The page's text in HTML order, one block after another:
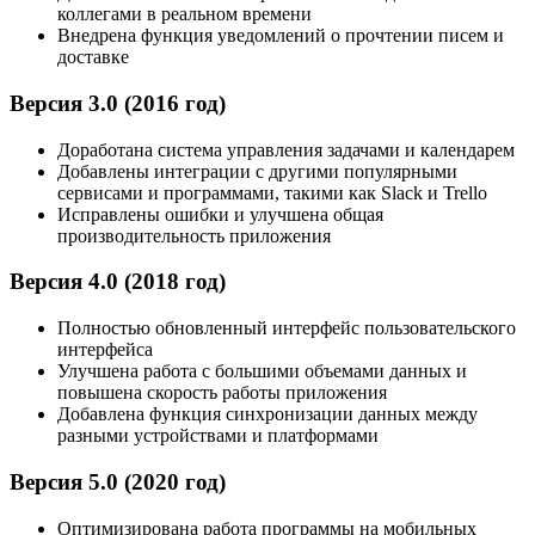
коллегами в реальном времени
Внедрена функция уведомлений о прочтении писем и
доставке
Версия 3.0 (2016 год)
Доработана система управления задачами и календарем
Добавлены интеграции с другими популярными
сервисами и программами, такими как Slack и Trello
Исправлены ошибки и улучшена общая
производительность приложения
Версия 4.0 (2018 год)
Полностью обновленный интерфейс пользовательского
интерфейса
Улучшена работа с большими объемами данных и
повышена скорость работы приложения
Добавлена функция синхронизации данных между
разными устройствами и платформами
Версия 5.0 (2020 год)
Оптимизирована работа программы на мобильных